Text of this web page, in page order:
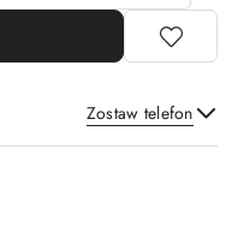
Zostaw telefon